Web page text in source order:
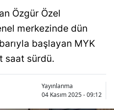
Özgür Özel
merkezinde dün
başlayan MYK
saat sürdü.
Yayınlanma
04 Kasım 2025 - 09:12